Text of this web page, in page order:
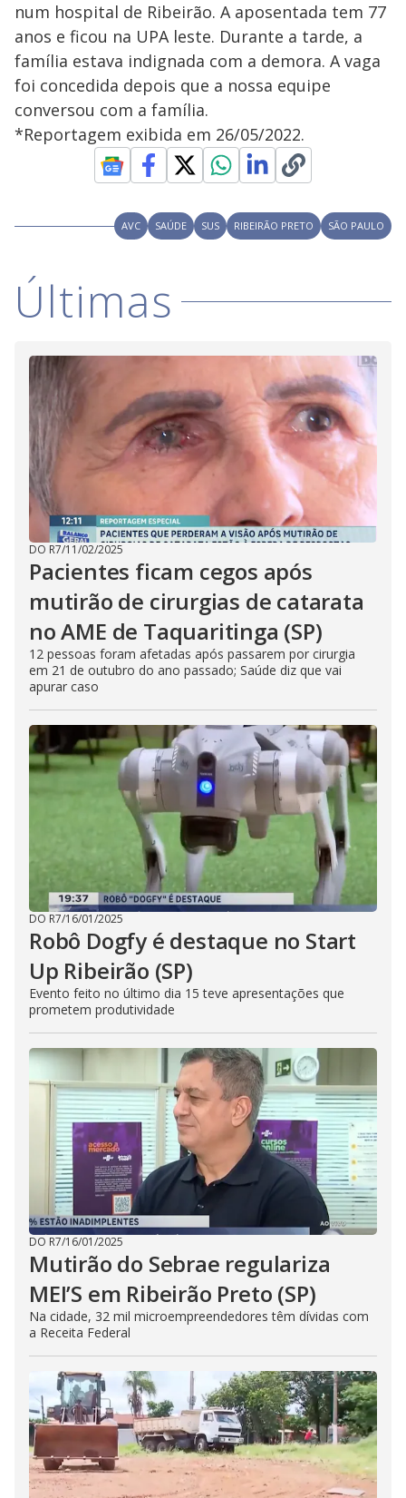
num hospital de Ribeirão. A aposentada tem 77
anos e ficou na UPA leste. Durante a tarde, a
família estava indignada com a demora. A vaga
foi concedida depois que a nossa equipe
conversou com a família.
*Reportagem exibida em 26/05/2022.
AVC SAÚDE SUS RIBEIRÃO PRETO SÃO PAULO
Últimas
DO R7/11/02/2025
Pacientes ficam cegos após
mutirão de cirurgias de catarata
no AME de Taquaritinga (SP)
12 pessoas foram afetadas após passarem por cirurgia
em 21 de outubro do ano passado; Saúde diz que vai
apurar caso
DO R7/16/01/2025
Robô Dogfy é destaque no Start
Up Ribeirão (SP)
Evento feito no último dia 15 teve apresentações que
prometem produtividade
DO R7/16/01/2025
Mutirão do Sebrae regulariza
MEI’S em Ribeirão Preto (SP)
Na cidade, 32 mil microempreendedores têm dívidas com
a Receita Federal